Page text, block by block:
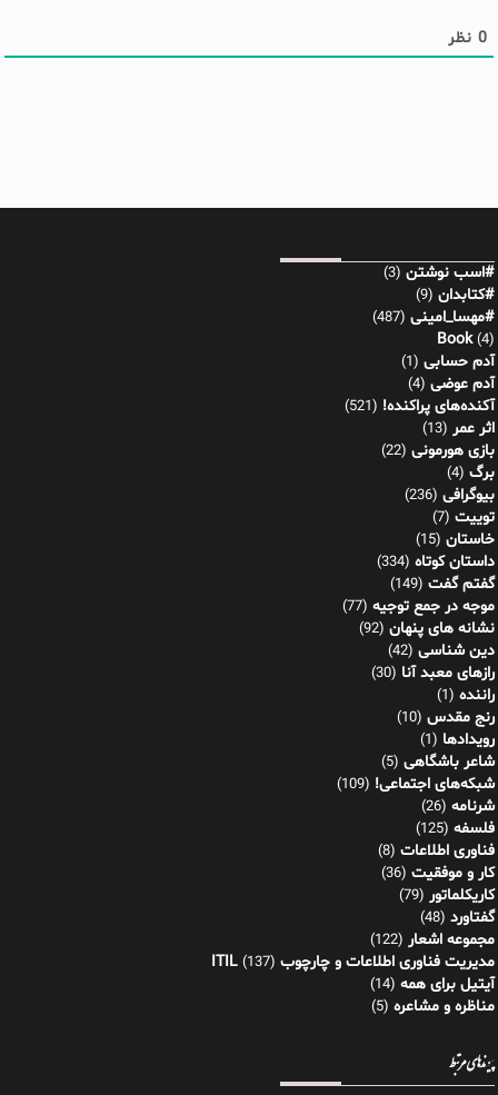
0 نظر
#اسب نوشتن (3)
#کتابدان (9)
#مهسا_امینی (487)
Book(4)
آدم حسابی (1)
آدم عوضی (4)
آکنده‌های پراکنده! (521)
اثر عمر (13)
بازی هورمونی (22)
برگ (4)
بیوگرافی (236)
توییت (7)
خاستان (15)
داستان کوتاه (334)
گفتم گفت (149)
موجه در جمع توجیه (77)
نشانه های پنهان (92)
دین شناسی (42)
رازهای معبد آنا (30)
راننده (1)
رنج مقدس (10)
رویدادها (1)
شاعر باشگاهی (5)
شبکه‌های اجتماعی! (109)
شرنامه (26)
فلسفه (125)
فناوری اطلاعات (8)
کار و موفقیت (36)
کاریکلماتور (79)
گفتاورد (48)
مجموعه اشعار (122)
مدیریت فناوری اطلاعات و چارچوب ITIL (137)
آیتیل برای همه (14)
مناظره و مشاعره (5)
پیوندهای مرتبط